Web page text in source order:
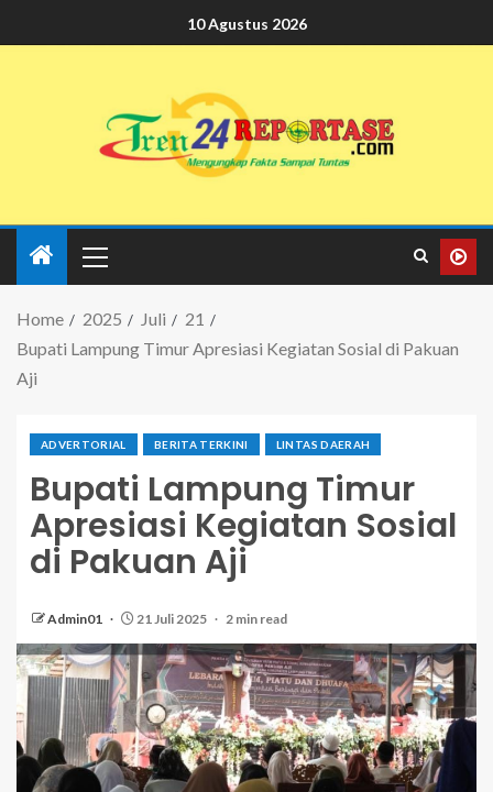
10 Agustus 2026
Home 2025 Juli
21
Bupati Lampung Timur Apresiasi Kegiatan Sosial di Pakuan
Aji
ADVERTORIAL BERITA TERKINI LINTAS DAERAH
Bupati Lampung Timur
Apresiasi Kegiatan Sosial
di Pakuan Aji
Admin01 21 Juli 2025 2 min read